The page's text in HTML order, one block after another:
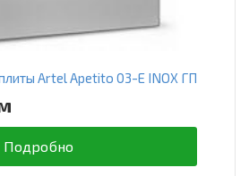
Artel Apetito 03-E INOX ГП
Подробно